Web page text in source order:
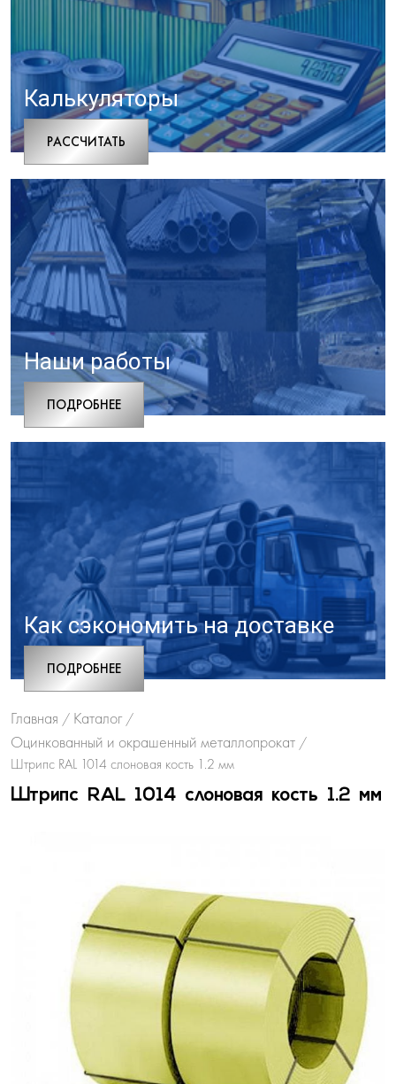
Калькуляторы
РАCСЧИТАТЬ
Наши работы
ПОДРОБНЕЕ
Как сэкономить на доставке
ПОДРОБНЕЕ
Главная / Каталог /
Оцинкованный и окрашенный металлопрокат /
Штрипс RAL 1014 слоновая кость 1.2 мм
Штрипс RAL 1014 слоновая кость 1.2 мм